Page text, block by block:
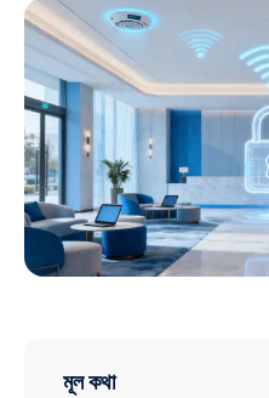
মূল কথা